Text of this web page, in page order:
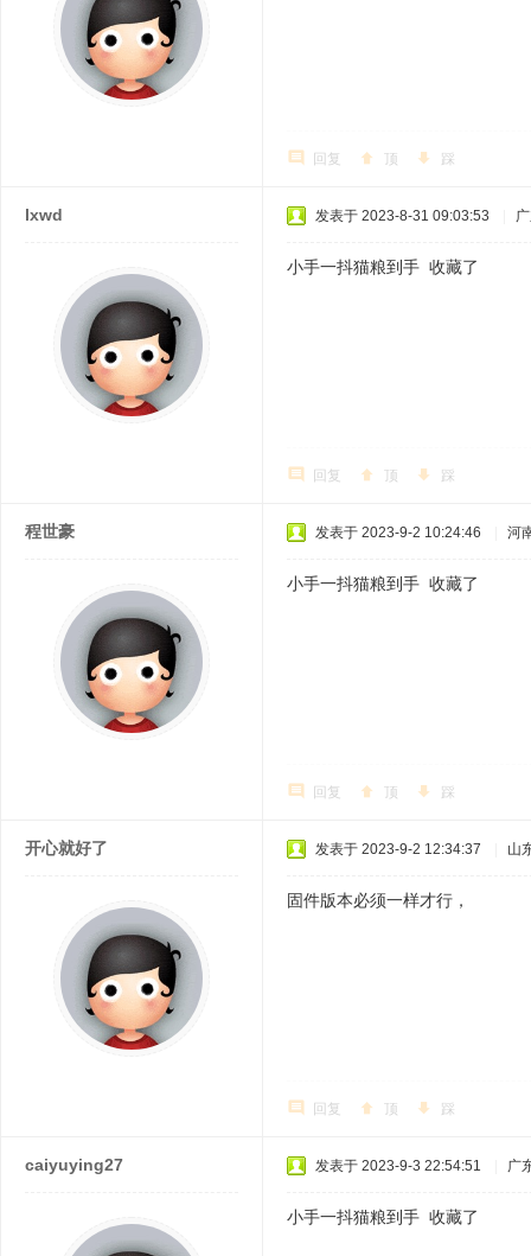
回复 顶 踩
lxwd 发表于 2023-8-31 09:03:53
小手一抖猫粮到手 收藏了
回复 顶 踩
程世豪 发表于 2023-9-2 10:24:46 河
小手一抖猫粮到手 收藏了
回复 顶 踩
开心就好了 发表于 2023-9-2 12:34:37 山
固件版本必须一样才行，
回复 顶 踩
caiyuying27 发表于 2023-9-3 22:54:51 广
小手一抖猫粮到手 收藏了